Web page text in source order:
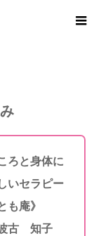
ろと身体に
いセラピー
も庵》
古 知子